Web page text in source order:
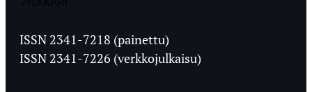
Ylioppilaslehti
ISSN 2341-7218 (painettu)
ISSN 2341-7226 (verkkojulkaisu)